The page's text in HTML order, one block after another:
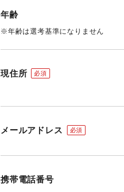
年齢
※年齢は選考基準になりません
現住所
メールアドレス
携帯電話番号